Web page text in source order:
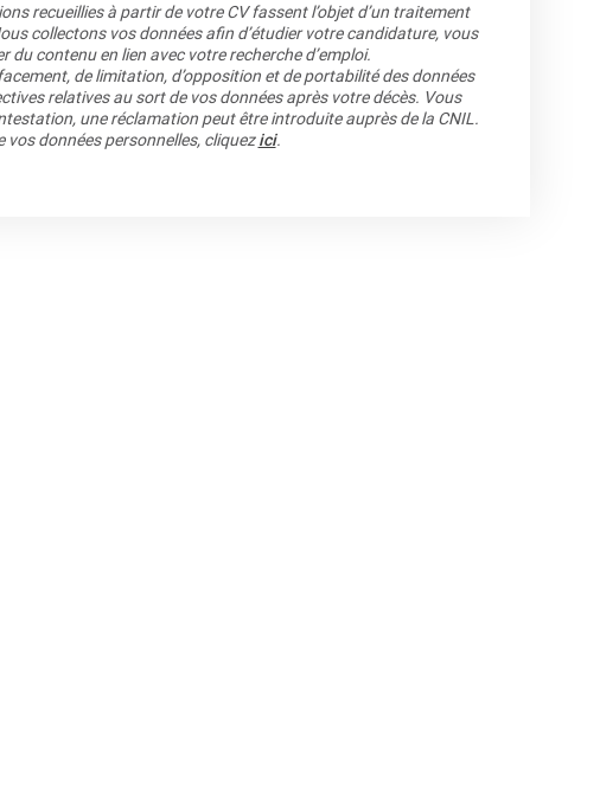
recueillies à partir de votre CV fassent l’objet d’un traitement
collectons vos données afin d’étudier votre candidature, vous
contenu en lien avec votre recherche d’emploi.
de limitation, d’opposition et de portabilité des données
relatives au sort de vos données après votre décès. Vous
une réclamation peut être introduite auprès de la CNIL.
données personnelles, cliquezici.